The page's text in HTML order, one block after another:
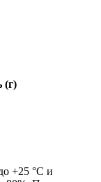
(г)
+25 °С и